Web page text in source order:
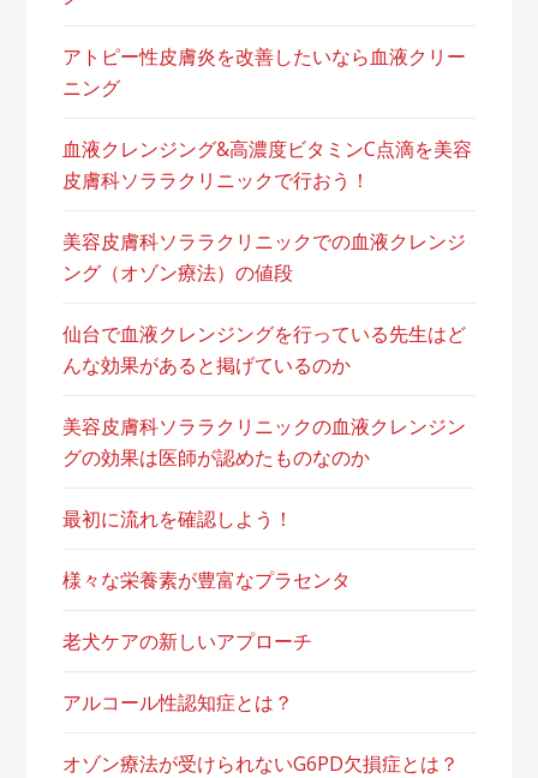
アトピー性皮膚炎を改善したいなら血液クリー
ニング
血液クレンジング&高濃度ビタミンC点滴を美容
皮膚科ソララクリニックで行おう！
美容皮膚科ソララクリニックでの血液クレンジ
ング（オゾン療法）の値段
仙台で血液クレンジングを行っている先生はど
んな効果があると掲げているのか
美容皮膚科ソララクリニックの血液クレンジン
グの効果は医師が認めたものなのか
最初に流れを確認しよう！
様々な栄養素が豊富なプラセンタ
老犬ケアの新しいアプローチ
アルコール性認知症とは？
オゾン療法が受けられないG6PD欠損症とは？